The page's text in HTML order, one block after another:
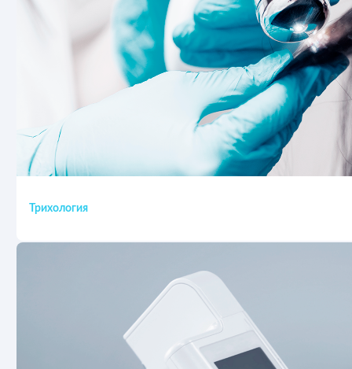
Трихология